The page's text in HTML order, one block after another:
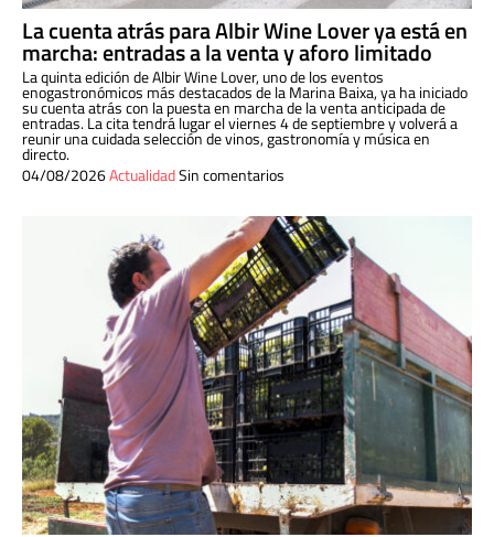
La cuenta atrás para Albir Wine Lover ya está en
marcha: entradas a la venta y aforo limitado
La quinta edición de Albir Wine Lover, uno de los eventos
enogastronómicos más destacados de la Marina Baixa, ya ha iniciado
su cuenta atrás con la puesta en marcha de la venta anticipada de
entradas. La cita tendrá lugar el viernes 4 de septiembre y volverá a
reunir una cuidada selección de vinos, gastronomía y música en
directo.
04/08/2026ActualidadSin comentarios